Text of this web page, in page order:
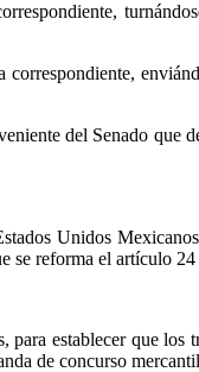
del Senado
Unidos
se reforma el artículo
establecer que
de concurso